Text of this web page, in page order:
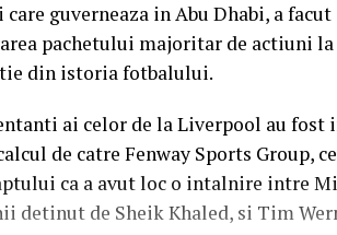
guverneaza in Abu Dhabi, a
pachetului majoritar de actiuni
din istoria fotbalului.
ai celor de la Liverpool au
de catre Fenway Sports Group,
ca a avut loc o intalnire intre
detinut de Sheik Khaled, si Tim